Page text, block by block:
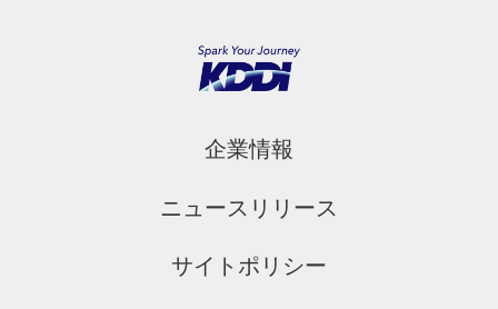
企業情報
ニュースリリース
サイトポリシー